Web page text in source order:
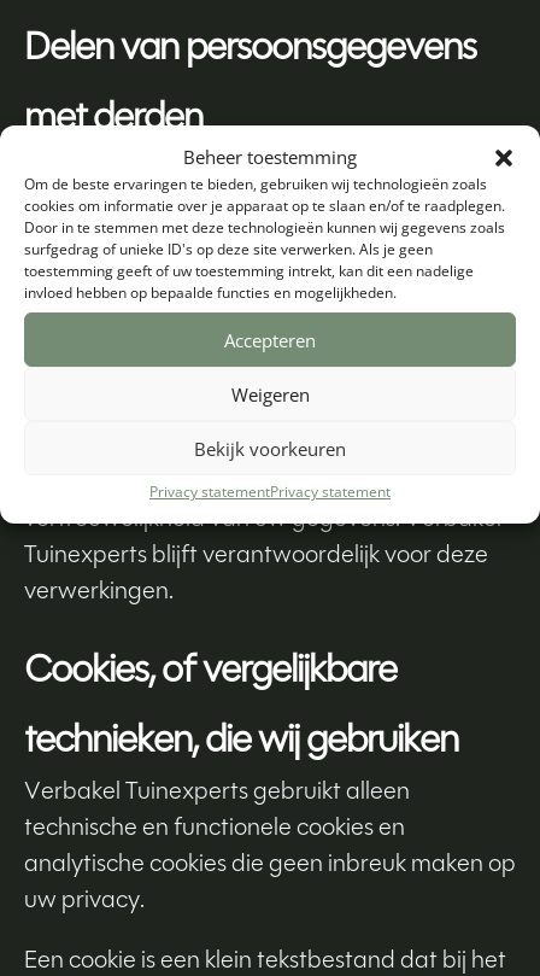
Beheer toestemming
Om de beste ervaringen te bieden, gebruiken wij technologieën zoals
cookies om informatie over je apparaat op te slaan en/of te raadplegen.
Door in te stemmen met deze technologieën kunnen wij gegevens zoals
surfgedrag of unieke ID's op deze site verwerken. Als je geen
toestemming geeft of uw toestemming intrekt, kan dit een nadelige
invloed hebben op bepaalde functies en mogelijkheden.
Accepteren
Weigeren
Bekijk voorkeuren
Privacy statementPrivacy statement
Delen van persoonsgegevens
met derden
Verbakel Tuinexperts deelt uw
persoonsgegevens met verschillende derden
als dit noodzakelijk is voor het uitvoeren van de
overeenkomst en om te voldoen aan een
eventuele wettelijke verplichting.
Met bedrijven die uw gegevens verwerken in
onze opdracht sluiten wij een
verwerkersovereenkomst om te zorgen voor
eenzelfde niveau van beveiliging en
vertrouwelijkheid van uw gegevens. Verbakel
Tuinexperts blijft verantwoordelijk voor deze
verwerkingen.
Cookies, of vergelijkbare
technieken, die wij gebruiken
Verbakel Tuinexperts gebruikt alleen
technische en functionele cookies en
analytische cookies die geen inbreuk maken op
uw privacy.
Een cookie is een klein tekstbestand dat bij het